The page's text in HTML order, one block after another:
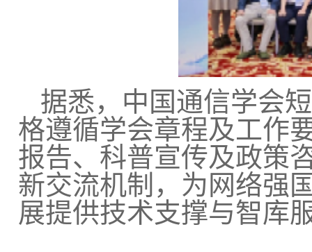
据悉， 中国通信学会
格遵循学会章程及工作
报告、科普宣传及政策
新交流机制，为网络强
展提供技术支撑与智库